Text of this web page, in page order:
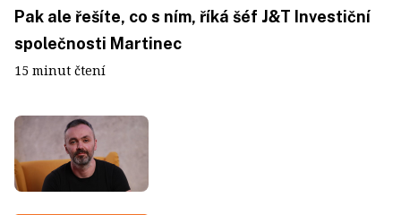
Pak ale řešíte, co s ním, říká šéf J&T Investiční
společnosti Martinec
15 minut čtení